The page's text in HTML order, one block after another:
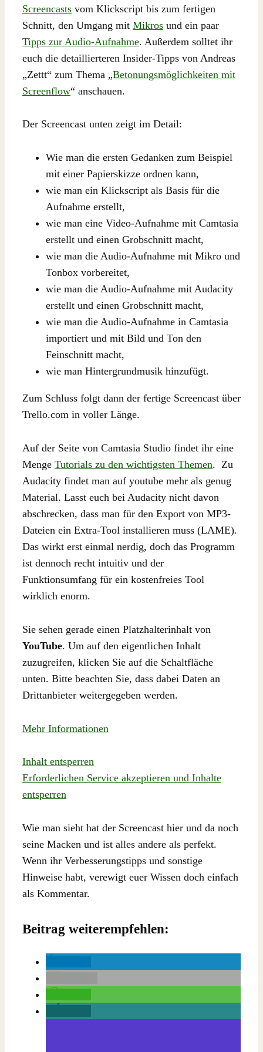
Screencasts vom Klickscript bis zum fertigen
Schnitt, den Umgang mit Mikros und ein paar
Tipps zur Audio-Aufnahme. Außerdem solltet ihr
euch die detaillierteren Insider-Tipps von Andreas
„Zettt“ zum Thema „Betonungsmöglichkeiten mit
Screenflow“ anschauen.
Der Screencast unten zeigt im Detail:
Wie man die ersten Gedanken zum Beispiel
mit einer Papierskizze ordnen kann,
wie man ein Klickscript als Basis für die
Aufnahme erstellt,
wie man eine Video-Aufnahme mit Camtasia
erstellt und einen Grobschnitt macht,
wie man die Audio-Aufnahme mit Mikro und
Tonbox vorbereitet,
wie man die Audio-Aufnahme mit Audacity
erstellt und einen Grobschnitt macht,
wie man die Audio-Aufnahme in Camtasia
importiert und mit Bild und Ton den
Feinschnitt macht,
wie man Hintergrundmusik hinzufügt.
Zum Schluss folgt dann der fertige Screencast über
Trello.com in voller Länge.
Auf der Seite von Camtasia Studio findet ihr eine
Menge Tutorials zu den wichtigsten Themen. Zu
Audacity findet man auf youtube mehr als genug
Material. Lasst euch bei Audacity nicht davon
abschrecken, dass man für den Export von MP3-
Dateien ein Extra-Tool installieren muss (LAME).
Das wirkt erst einmal nerdig, doch das Programm
ist dennoch recht intuitiv und der
Funktionsumfang für ein kostenfreies Tool
wirklich enorm.
Sie sehen gerade einen Platzhalterinhalt von
YouTube. Um auf den eigentlichen Inhalt
zuzugreifen, klicken Sie auf die Schaltfläche
unten. Bitte beachten Sie, dass dabei Daten an
Drittanbieter weitergegeben werden.
Mehr Informationen
Inhalt entsperren
Erforderlichen Service akzeptieren und Inhalte
entsperren
Wie man sieht hat der Screencast hier und da noch
seine Macken und ist alles andere als perfekt.
Wenn ihr Verbesserungstipps und sonstige
Hinweise habt, verewigt euer Wissen doch einfach
als Kommentar.
Beitrag weiterempfehlen: